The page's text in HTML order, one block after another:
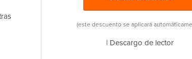
(este descuento se aplicará
| Descargo de lector